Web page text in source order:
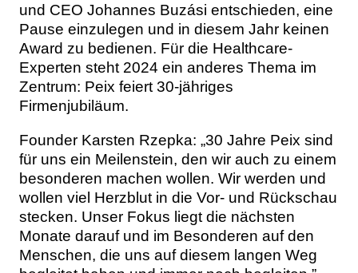
und CEO Johannes Buzási entschieden, eine
Pause einzulegen und in diesem Jahr keinen
Award zu bedienen. Für die Healthcare-
Experten steht 2024 ein anderes Thema im
Zentrum: Peix feiert 30-jähriges
Firmenjubiläum.
Founder Karsten Rzepka: „30 Jahre Peix sind
für uns ein Meilenstein, den wir auch zu einem
besonderen machen wollen. Wir werden und
wollen viel Herzblut in die Vor- und Rückschau
stecken. Unser Fokus liegt die nächsten
Monate darauf und im Besonderen auf den
Menschen, die uns auf diesem langen Weg